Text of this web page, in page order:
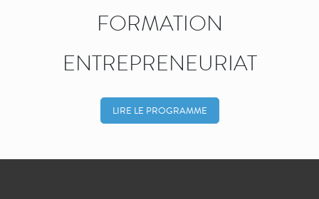
FORMATION
ENTREPRENEURIAT
LIRE LE PROGRAMME